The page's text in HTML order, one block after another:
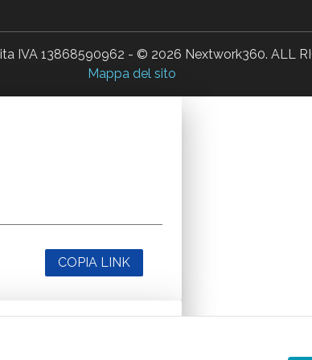
IVA 13868590962 - © 2026 Nextwork360. ALL
Mappa del sito
COPIA LINK